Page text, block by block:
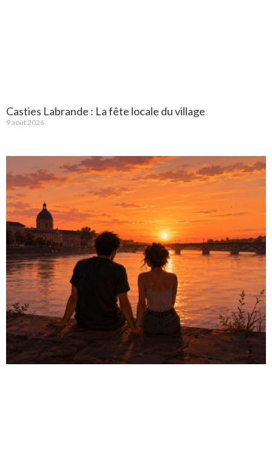
Casties Labrande : La fête locale du village
9 août 2026